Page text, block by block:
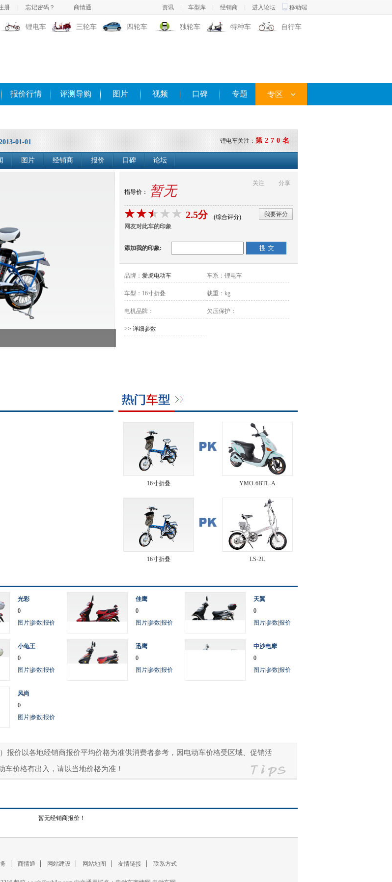
资讯 车型库 经销商 进入论坛 移动端
册 忘记密码？ 商情通
锂电车 三轮车 四轮车 独轮车 特种车 自行车
报价行情 评测导购 图片 视频 口碑 专题 专区
锂电车关注：第270名
01-01
图片 经销商 报价 口碑 论坛
指导价： 暂无 关注 分享
2.5分 (综合评分)
我要评分
网友对此车的印象
添加我的印象:
品牌： 爱虎电动车 车系： 锂电车
车型： 16寸折叠 载重： kg
电机品牌： 欠压保护：
>> 详细参数
16寸折叠 YMO-6BTL-A
16寸折叠 LS-2L
光彩
0
图片参数报价
佳鹰
0
图片参数报价
天翼
0
图片参数报价
小龟王
0
图片参数报价
迅鹰
0
图片参数报价
中沙电摩
0
图片参数报价
风尚
0
图片参数报价
报价以各地经销商报价平均价格为准供消费者参考，因电动车价格受区域、促销活
价格有出入，请以当地价格为准！
暂无经销商报价！
商情通 网站建设 网站地图 友情链接 联系方式